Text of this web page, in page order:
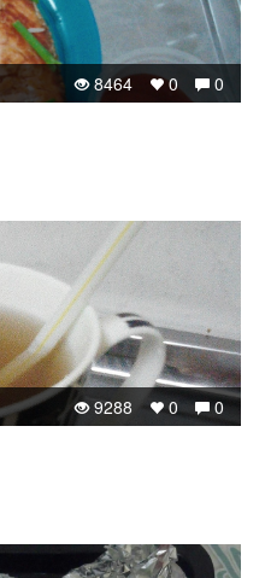
0
0
8464
0
0
9288